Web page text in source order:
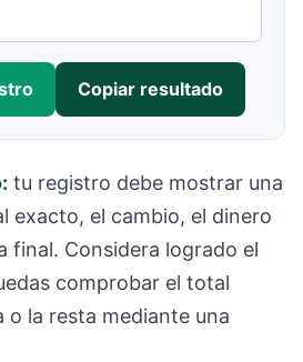
Copiar resultado
tu registro debe mostrar una
exacto, el cambio, el dinero
final. Considera logrado el
comprobar el total
o la resta mediante una